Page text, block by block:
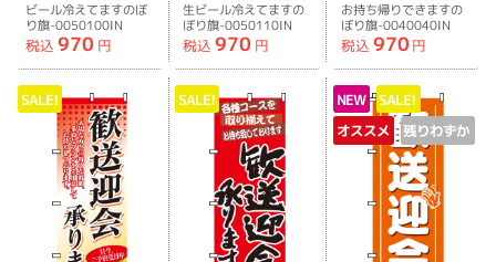
ビール冷えてますのぼ
り旗-0050100IN
税込 970 円
生ビール冷えてますの
ぼり旗-0050110IN
税込 970 円
お持ち帰りできますの
ぼり旗-0040040IN
税込 970 円
SALE! SALE! NEW
SALE!
オススメ
残りわずか